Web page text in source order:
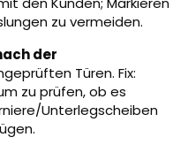
zu vermeiden.
der
Türen. Fix:
zu prüfen, ob es
Unterlegscheiben